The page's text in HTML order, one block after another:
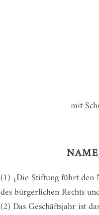
mit
(1) 1Die Stiftung führt den
des bürgerlichen Rechts
(2) Das Geschäftsjahr ist